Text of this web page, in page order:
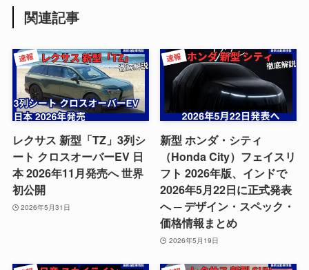
関連記事
レクサス 新型「TZ」3列シ
ート クロスオーバーEV 日
本 2026年11月発売へ 世界
初公開
2026年5月31日
新型 ホンダ・シティ
（Honda City）フェイスリ
フト 2026年版、インドで
2026年5月22日に正式発表
へ ─ デザイン・スペック・
価格情報まとめ
2026年5月19日